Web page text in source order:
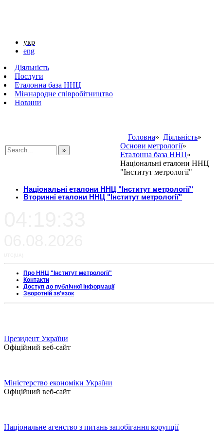
укр
eng
Діяльність
Послуги
Еталонна база ННЦ
Міжнародне співробітництво
Новини
Головна» Діяльність»
Основи метрології»
Еталонна база ННЦ»
Національні еталони ННЦ
"Інститут метрології"
Національні еталони ННЦ "Інститут метрології"
Вторинні еталони ННЦ "Інститут метрології"
Про ННЦ "Інститут метрології"
Контакти
Доступ до публічної інформації
Зворотній зв'язок
Президент України
Офіційний веб-сайт
Міністерство економіки України
Офіційний веб-сайт
Національне агенство з питань запобігання корупції